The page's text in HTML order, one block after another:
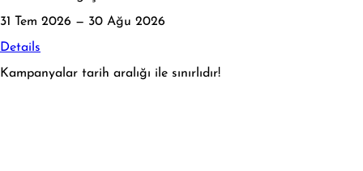
31 Tem 2026 — 30 Ağu 2026
Details
Kampanyalar tarih aralığı ile sınırlıdır!